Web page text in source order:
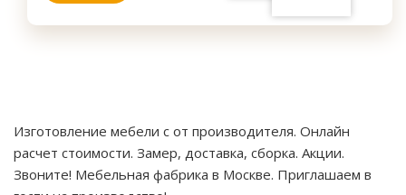
Изготовление мебели с от производителя. Онлайн
расчет стоимости. Замер, доставка, сборка. Акции.
Звоните! Мебельная фабрика в Москве. Приглашаем в